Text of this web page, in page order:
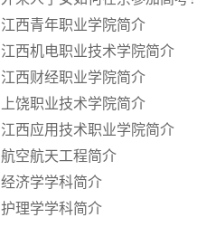
江西青年职业学院简介
江西机电职业技术学院简介
江西财经职业学院简介
上饶职业技术学院简介
江西应用技术职业学院简介
航空航天工程简介
经济学学科简介
护理学学科简介